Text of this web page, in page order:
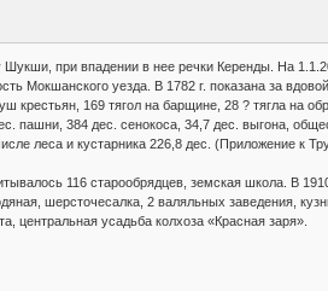
при впадении в нее речки Керенды. На
Мокшанского уезда. В 1782 г. показана за
169 тягол на барщине, 28 ? тягла на
пашни, 384 дес. сенокоса, 34,7 дес. выгона,
леса и кустарника 226,8 дес. (Приложение к
116 старообрядцев, земская школа. В
шерсточесалка, 2 валяльных заведения,
центральная усадьба колхоза «Красная заря».